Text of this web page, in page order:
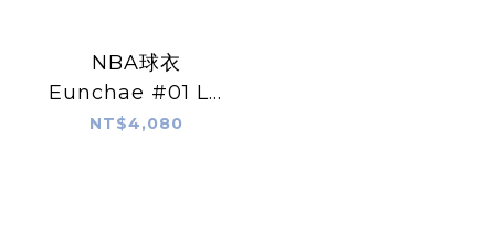
NBA球衣
Eunchae #01 LE
SSERAFIM 洛杉磯
NT$4,080